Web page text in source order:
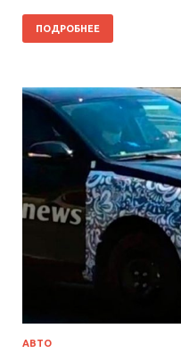
ПОДРОБНЕЕ
АВТО